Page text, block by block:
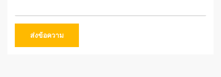
ส่งข้อความ